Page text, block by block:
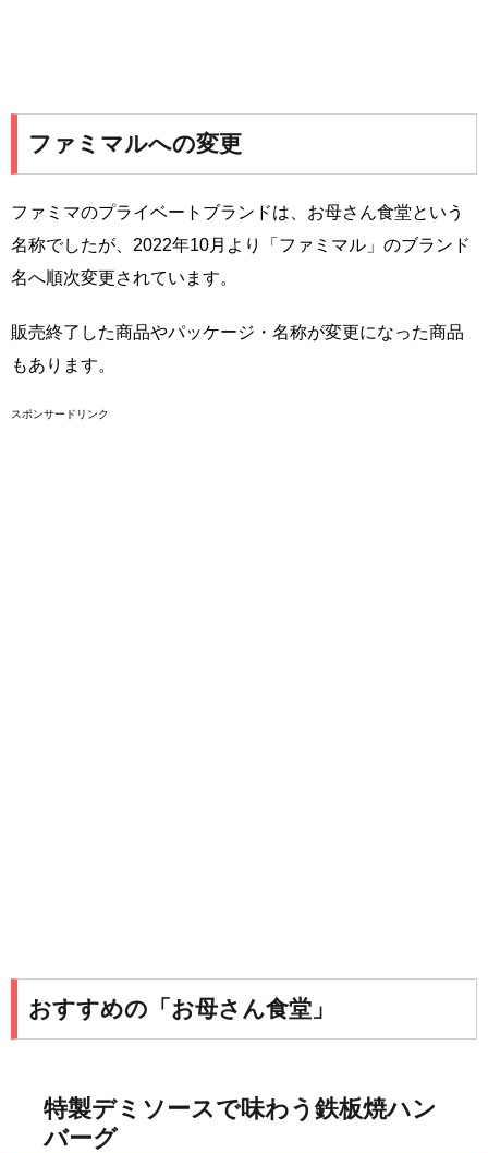
ファミマルへの変更
ファミマのプライベートブランドは、お母さん食堂という
名称でしたが、2022年10月より「ファミマル」のブランド
名へ順次変更されています。
販売終了した商品やパッケージ・名称が変更になった商品
もあります。
スポンサードリンク
おすすめの「お母さん食堂」
特製デミソースで味わう鉄板焼ハン
バーグ